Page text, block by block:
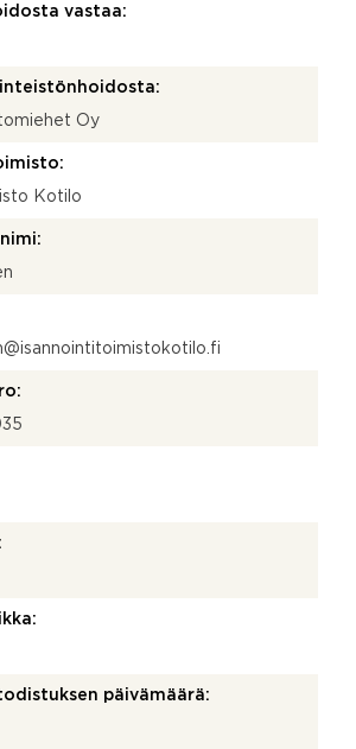
vastaa:
Oy
Kotilo
päivämäärä: